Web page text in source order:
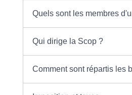
Quels sont les membres
Qui dirige la Scop ?
Comment sont répartis les